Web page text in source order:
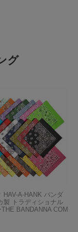
グ
HAV-A-HANK バンダ
製 トラディショナル
BANDANNA COM